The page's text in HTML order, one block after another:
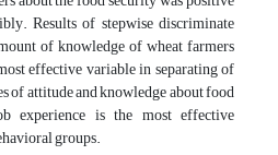
Results of stepwise discriminate
of knowledge of wheat farmers
effective variable in separating of
of attitude and knowledge about food
experience is the most effective
groups.